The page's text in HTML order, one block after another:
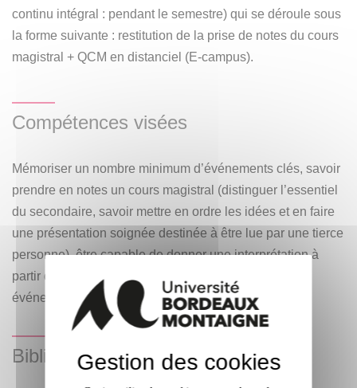
continu intégral : pendant le semestre) qui se déroule sous
la forme suivante : restitution de la prise de notes du cours
magistral + QCM en distanciel (E-campus).
Compétences visées
Mémoriser un nombre minimum d’événements clés, savoir
prendre en notes un cours magistral (distinguer l’essentiel
du secondaire, savoir mettre en ordre les idées et en faire
une présentation soignée destinée à être lue par une tierce
personne), être capable de donner une interprétation à
partir de faits, être capable d’une lecture critique des
événements.
BibliographieGestion des cookies